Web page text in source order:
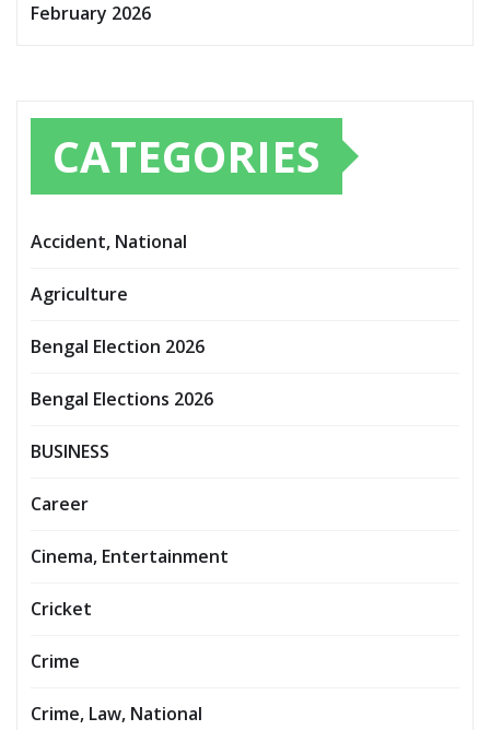
February 2026
CATEGORIES
Accident, National
Agriculture
Bengal Election 2026
Bengal Elections 2026
BUSINESS
Career
Cinema, Entertainment
Cricket
Crime
Crime, Law, National